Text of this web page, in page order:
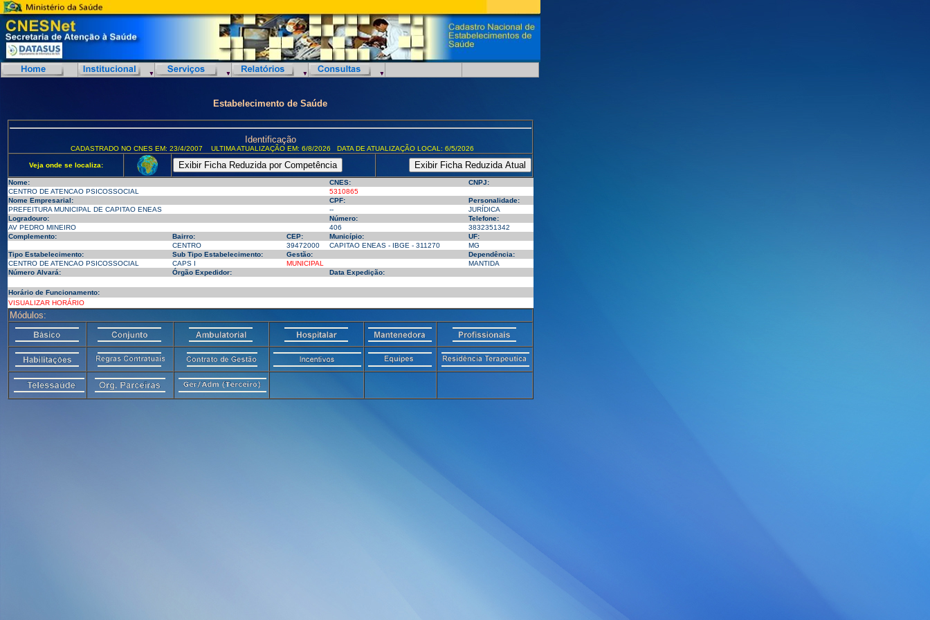
Estabelecimento de Saúde
Identificação
CADASTRADO NO CNES EM: 23/4/2007 ULTIMA ATUALIZAÇÃO EM: 6/8/2026 DATA DE ATUALIZAÇÃO LOCAL: 6/5/2026
Veja onde se localiza:
Nome: CNES:
CNPJ:
CENTRO DE ATENCAO PSICOSSOCIAL
5310865
Nome Empresarial:
CPF:
Personalidade:
PREFEITURA MUNICIPAL DE CAPITAO ENEAS
--
JURÍDICA
Logradouro:
Número:
Telefone:
AV PEDRO MINEIRO
406
3832351342
Complemento:
Bairro: CEP: Município:
UF:
CENTRO
39472000 CAPITAO ENEAS - IBGE - 311270
MG
Tipo Estabelecimento:
Sub Tipo Estabelecimento: Gestão:
Dependência:
CENTRO DE ATENCAO PSICOSSOCIAL
CAPS I MUNICIPAL
MANTIDA
Número Alvará:
Órgão Expedidor: Data Expedição:
Horário de Funcionamento:
VISUALIZAR HORÁRIO
Módulos: